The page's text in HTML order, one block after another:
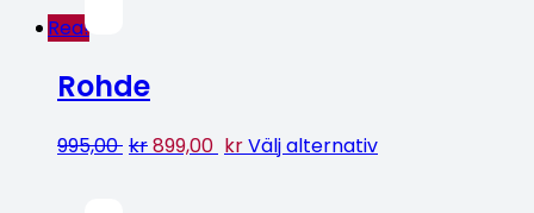
Rea!
Rohde
995,00 kr899,00 krVälj alternativ